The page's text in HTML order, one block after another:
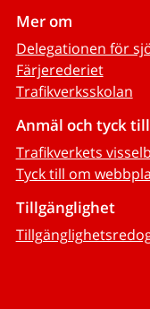
Mer om
Delegationen för
Färjerederiet
Trafikverksskolan
Anmäl och tyck till
Trafikverkets
Tyck till om
Tillgänglighet